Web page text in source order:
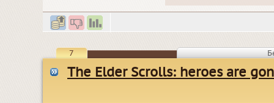
7
The Elder Scrolls: heroes are